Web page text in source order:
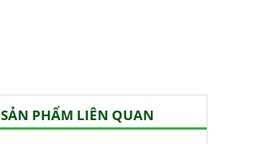
SẢN PHẨM LIÊN QUAN